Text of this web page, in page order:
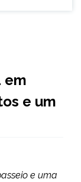
em
e um
e uma